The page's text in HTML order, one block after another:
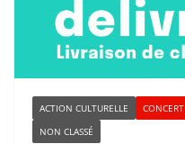
ACTION CULTURELLE CONCERT
NON CLASSÉ